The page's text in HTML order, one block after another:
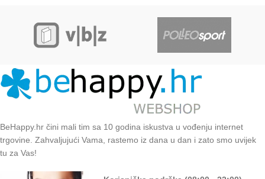
BeHappy.hr čini mali tim sa 10 godina iskustva u vođenju internet
trgovine. Zahvaljujući Vama, rastemo iz dana u dan i zato smo uvijek
tu za Vas!